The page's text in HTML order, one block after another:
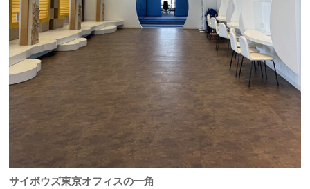
サイボウズ東京オフィスの一角